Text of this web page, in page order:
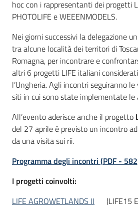
hoc con i rappresentanti dei progetti
PHOTOLIFE e WEEENMODELS.
Nei giorni successivi la delegazione
tra alcune località dei territori di
Romagna, per incontrare e
altri 6 progetti LIFE italiani
l’Ungheria. Agli incontri seguiranno
siti in cui sono state implementate
All’evento aderisce anche il progetto
del 27 aprile è previsto un incontro
da una visita sui rii.
Programma degli incontri (PDF -
I progetti coinvolti:
LIFE AGROWETLANDS II
(LIFE15